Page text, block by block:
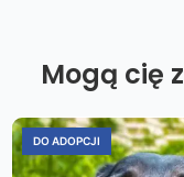
Mogą cię
DO ADOPCJI